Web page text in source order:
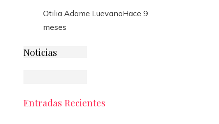
Otilia Adame LuevanoHace 9
meses
Noticias
Entradas Recientes